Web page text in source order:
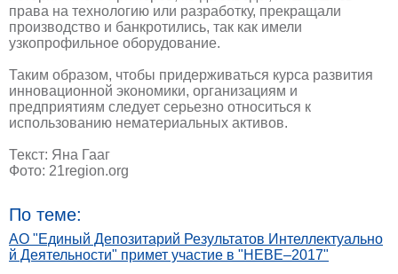
права на технологию или разработку, прекращали
производство и банкротились, так как имели
узкопрофильное оборудование.
Таким образом, чтобы придерживаться курса развития
инновационной экономики, организациям и
предприятиям следует серьезно относиться к
использованию нематериальных активов.
Текст: Яна Гааг
Фото: 21region.org
По теме:
АО "Единый Депозитарий Результатов Интеллектуально
й Деятельности" примет участие в "НЕВЕ–2017"